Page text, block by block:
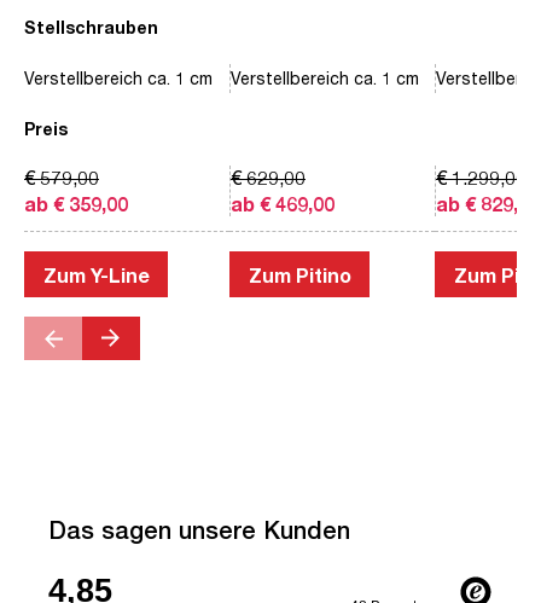
Stellschrauben
Preis
Verstellbereich ca. 1 cm
ab € 359,00
€ 579,00
Zum Y-Line
Verstellbereich ca. 1 cm
ab € 469,00
€ 629,00
Zum Pitino
ab € 829,00
€ 1.299,00
Zum
Das sagen unsere Kunden